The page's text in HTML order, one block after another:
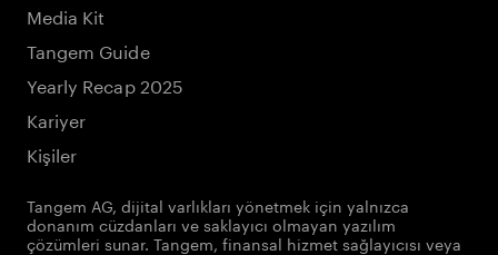
Media Kit
Tangem Guide
Yearly Recap 2025
Kariyer
Kişiler
Tangem AG, dijital varlıkları yönetmek için yalnızca
donanım cüzdanları ve saklayıcı olmayan yazılım
çözümleri sunar. Tangem, finansal hizmet sağlayıcısı veya